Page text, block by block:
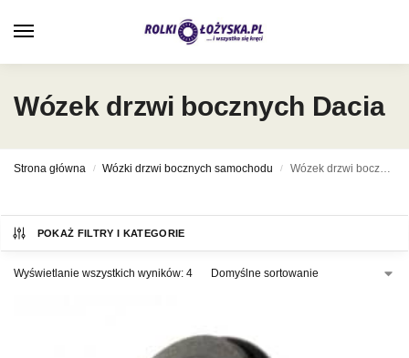
Wózek drzwi bocznych Dacia
Strona główna / Wózki drzwi bocznych samochodu / Wózek drzwi bocznych Dacia
POKAŻ FILTRY I KATEGORIE
Wyświetlanie wszystkich wyników: 4